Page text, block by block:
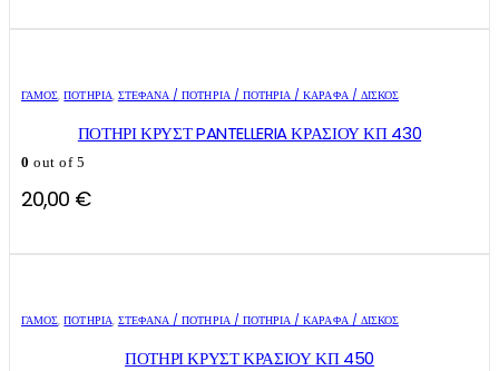
ΓΑΜΟΣ,ΠΟΤΉΡΙΑ, ΣΤΈΦΑΝΑ / ΠΟΤΉΡΙΑ / ΠΟΤΉΡΙΑ / ΚΑΡΆΦΑ / ΔΊΣΚΟΣ
ΠΟΤΗΡΙ ΚΡΥΣΤ PANTELLERIA ΚΡΑΣΙΟΥ ΚΠ 430
0 out of 5
20,00 €
ΓΑΜΟΣ,ΠΟΤΉΡΙΑ, ΣΤΈΦΑΝΑ / ΠΟΤΉΡΙΑ / ΠΟΤΉΡΙΑ / ΚΑΡΆΦΑ / ΔΊΣΚΟΣ
ΠΟΤΗΡΙ ΚΡΥΣΤ ΚΡΑΣΙΟΥ ΚΠ 450